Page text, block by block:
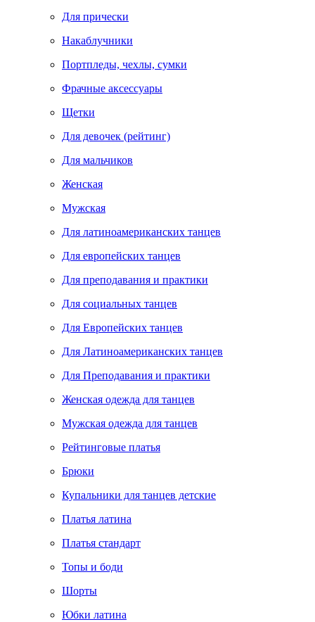
Для прически
Накаблучники
Портпледы, чехлы, сумки
Фрачные аксессуары
Щетки
Для девочек (рейтинг)
Для мальчиков
Женская
Мужская
Для латиноамериканских танцев
Для европейских танцев
Для преподавания и практики
Для социальных танцев
Для Европейских танцев
Для Латиноамериканских танцев
Для Преподавания и практики
Женская одежда для танцев
Мужская одежда для танцев
Рейтинговые платья
Брюки
Купальники для танцев детские
Платья латина
Платья стандарт
Топы и боди
Шорты
Юбки латина